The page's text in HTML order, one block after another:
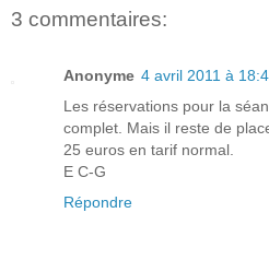
3 commentaires:
Anonyme 4 avril 2011 à
Les réservations pour la
complet. Mais il reste de
25 euros en tarif normal.
E C-G
Répondre